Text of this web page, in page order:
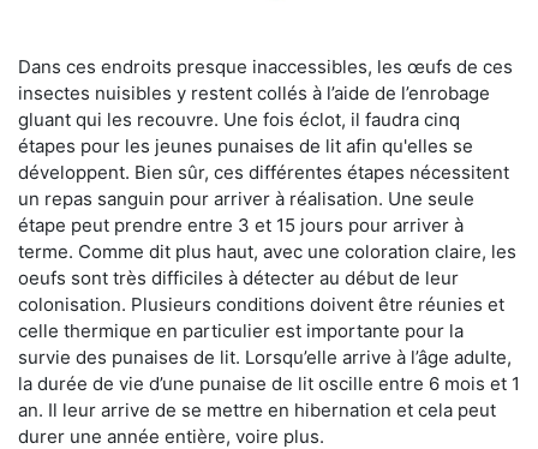
Dans ces endroits presque inaccessibles, les œufs de ces
insectes nuisibles y restent collés à l’aide de l’enrobage
gluant qui les recouvre. Une fois éclot, il faudra cinq
étapes pour les jeunes punaises de lit afin qu'elles se
développent. Bien sûr, ces différentes étapes nécessitent
un repas sanguin pour arriver à réalisation. Une seule
étape peut prendre entre 3 et 15 jours pour arriver à
terme. Comme dit plus haut, avec une coloration claire, les
oeufs sont très difficiles à détecter au début de leur
colonisation. Plusieurs conditions doivent être réunies et
celle thermique en particulier est importante pour la
survie des punaises de lit. Lorsqu’elle arrive à l’âge adulte,
la durée de vie d’une punaise de lit oscille entre 6 mois et 1
an. Il leur arrive de se mettre en hibernation et cela peut
durer une année entière, voire plus.